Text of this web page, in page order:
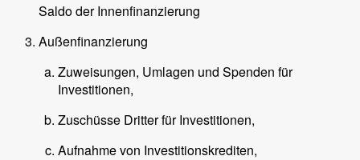
Saldo der Innenfinanzierung
Außenfinanzierung
Zuweisungen, Umlagen und Spenden für
Investitionen,
Zuschüsse Dritter für Investitionen,
Aufnahme von Investitionskrediten,